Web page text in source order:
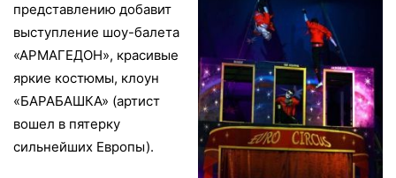
представлению добавит
выступление шоу-балета
«АРМАГЕДОН», красивые
яркие костюмы, клоун
«БАРАБАШКА» (артист
вошел в пятерку
сильнейших Европы).